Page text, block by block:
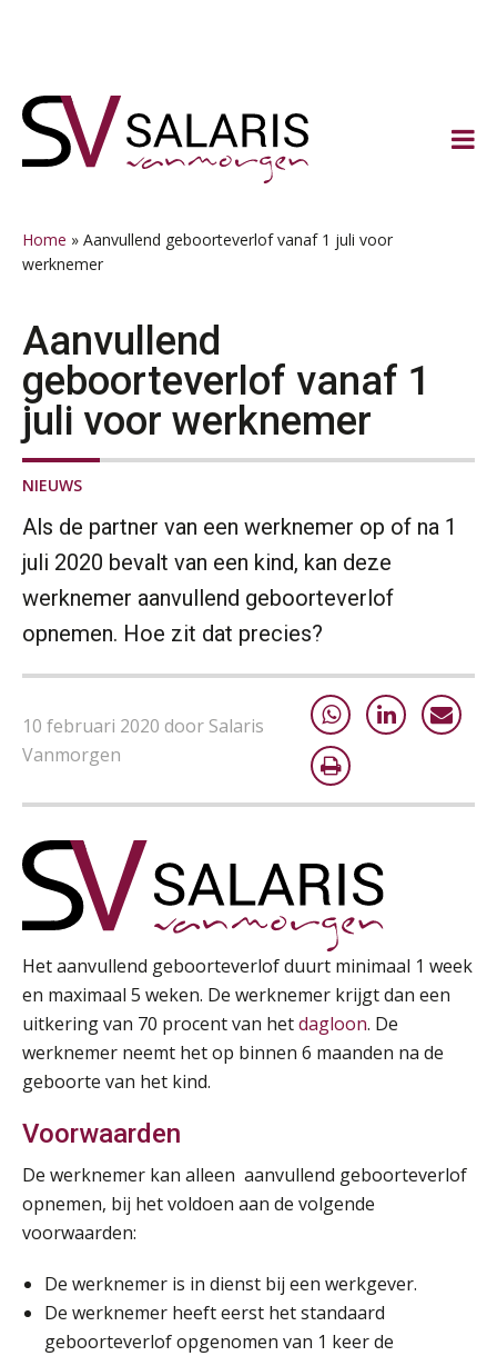
naar
hoofdnavigatie
naar
hoofd
naar
eerste
naar
voettekst
Home » Aanvullend geboorteverlof vanaf 1 juli voor
werknemer
Aanvullend
geboorteverlof vanaf 1
juli voor werknemer
NIEUWS
Als de partner van een werknemer op of na 1
juli 2020 bevalt van een kind, kan deze
werknemer aanvullend geboorteverlof
opnemen. Hoe zit dat precies?
10 februari 2020 door Salaris
Vanmorgen
Het aanvullend geboorteverlof duurt minimaal 1 week
en maximaal 5 weken. De werknemer krijgt dan een
uitkering van 70 procent van hetdagloon. De
werknemer neemt het op binnen 6 maanden na de
geboorte van het kind.
Voorwaarden
De werknemer kan alleen aanvullend geboorteverlof
opnemen, bij het voldoen aan de volgende
voorwaarden:
De werknemer is in dienst bij een werkgever.
De werknemer heeft eerst het standaard
geboorteverlof opgenomen van 1 keer de
11
Markus Verbeek Praehep
14
AUG
Markus Verbeek Praehep
AUG
Markus Verbeek Praehep
20
AUG
Module Loonheffingen PDL
Markus Verbeek Praehep
AUG
Markus Verbeek Praehep
24
AUG
25
AUG
Summercourse: Kiezen en loslaten & een mindset die kansen ziet en vertrouwen geeft
MOCuitgevers